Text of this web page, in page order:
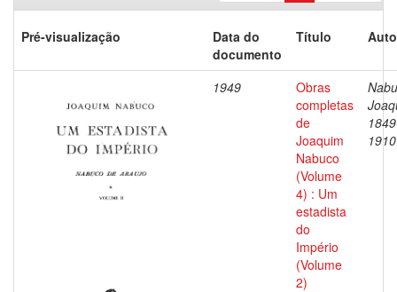
Pré-visualização
Data do
documento
Título
1949
Obras
completas
de
Joaquim
Nabuco
(Volume
4) : Um
estadista
do
Império
(Volume
2)
1910